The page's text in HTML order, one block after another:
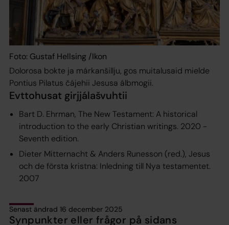
Foto: Gustaf Hellsing /Ikon
Dolorosa bokte ja márkanšillju, gos muitalusaid mielde
Pontius Pilatus čájehii Jesusa álbmogii.
Evttohusat girjjálašvuhtii
Bart D. Ehrman, The New Testament: A historical
introduction to the early Christian writings. 2020 -
Seventh edition.
Dieter Mitternacht & Anders Runesson (red.), Jesus
och de första kristna: Inledning till Nya testamentet.
2007
Senast ändrad 16 december 2025
Synpunkter eller frågor på sidans